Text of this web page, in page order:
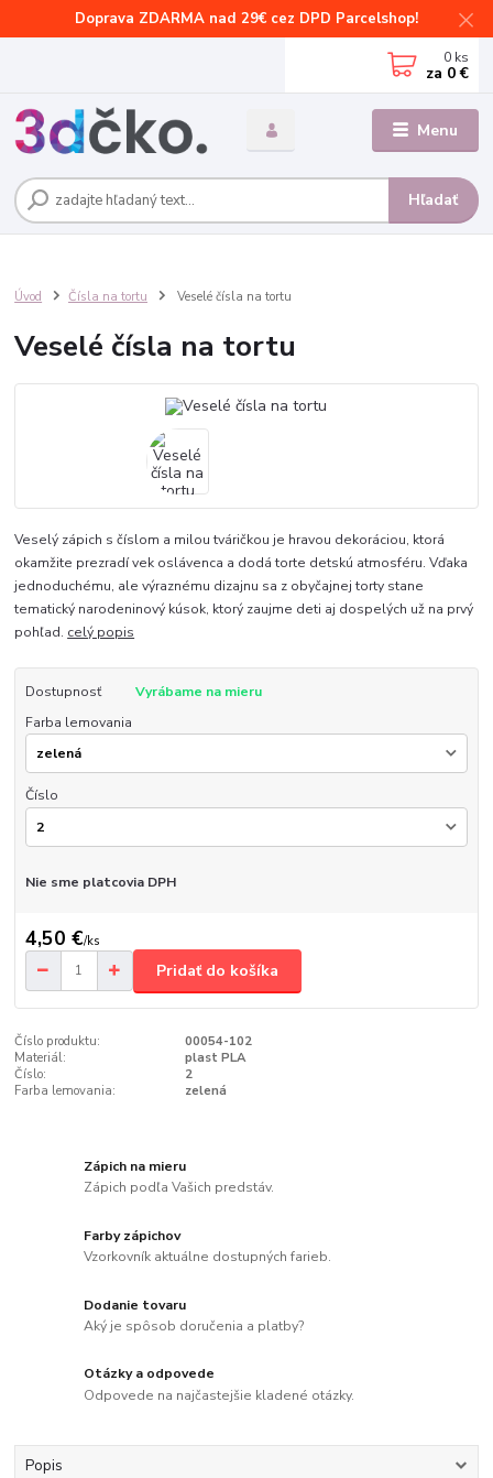
Doprava ZDARMA nad 29€ cez DPD Parcelshop!
Menu
Hľadať
0 ks
za 0 €
Úvod Čísla na tortu Veselé čísla na tortu
Veselé čísla na tortu
Veselý zápich s číslom a milou tváričkou je hravou dekoráciou, ktorá
okamžite prezradí vek oslávenca a dodá torte detskú atmosféru. Vďaka
jednoduchému, ale výraznému dizajnu sa z obyčajnej torty stane
tematický narodeninový kúsok, ktorý zaujme deti aj dospelých už na prvý
pohľad. celý popis
Dostupnosť
Vyrábame na mieru
Farba lemovania
Číslo
Nie sme platcovia DPH
4,50 €/ks
Pridať do košíka
Číslo produktu:
00054-102
Materiál:
plast PLA
Číslo:
2
Farba lemovania:
zelená
Zápich na mieru
Zápich podľa Vašich predstáv.
Farby zápichov
Vzorkovník aktuálne dostupných farieb.
Dodanie tovaru
Aký je spôsob doručenia a platby?
Otázky a odpovede
Odpovede na najčastejšie kladené otázky.
Popis